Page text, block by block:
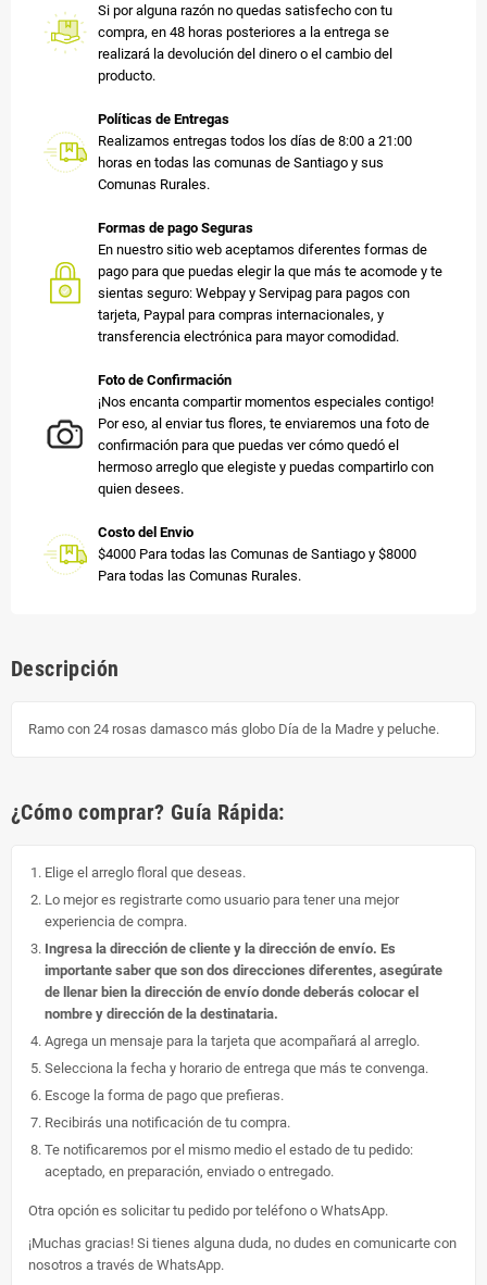
Si por alguna razón no quedas satisfecho con tu
compra, en 48 horas posteriores a la entrega se
realizará la devolución del dinero o el cambio del
producto.
Políticas de Entregas
Realizamos entregas todos los días de 8:00 a 21:00
horas en todas las comunas de Santiago y sus
Comunas Rurales.
Formas de pago Seguras
En nuestro sitio web aceptamos diferentes formas de
pago para que puedas elegir la que más te acomode y te
sientas seguro: Webpay y Servipag para pagos con
tarjeta, Paypal para compras internacionales, y
transferencia electrónica para mayor comodidad.
Foto de Confirmación
¡Nos encanta compartir momentos especiales contigo!
Por eso, al enviar tus flores, te enviaremos una foto de
confirmación para que puedas ver cómo quedó el
hermoso arreglo que elegiste y puedas compartirlo con
quien desees.
Costo del Envio
$4000 Para todas las Comunas de Santiago y $8000
Para todas las Comunas Rurales.
Descripción
Ramo con 24 rosas damasco más globo Día de la Madre y peluche.
¿Cómo comprar? Guía Rápida:
Elige el arreglo floral que deseas.
Lo mejor es registrarte como usuario para tener una mejor
experiencia de compra.
Ingresa la dirección de cliente y la dirección de envío. Es
importante saber que son dos direcciones diferentes, asegúrate
de llenar bien la dirección de envío donde deberás colocar el
nombre y dirección de la destinataria.
Agrega un mensaje para la tarjeta que acompañará al arreglo.
Selecciona la fecha y horario de entrega que más te convenga.
Escoge la forma de pago que prefieras.
Recibirás una notificación de tu compra.
Te notificaremos por el mismo medio el estado de tu pedido:
aceptado, en preparación, enviado o entregado.
Otra opción es solicitar tu pedido por teléfono o WhatsApp.
¡Muchas gracias! Si tienes alguna duda, no dudes en comunicarte con
nosotros a través de WhatsApp.